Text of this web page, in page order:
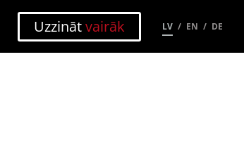
Uzzinātvairāk LV EN DE